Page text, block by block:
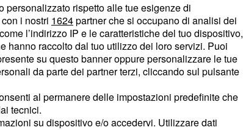
rispetto alle tue esigenze di
i nostri 1624partner che si occupano di analisi dei
l’indirizzo IP e le caratteristiche del tuo dispositivo,
hanno raccolto dal tuo utilizzo dei loro servizi. Puoi
su questo banner oppure personalizzare le tue
da parte dei partner terzi, cliccando sul pulsante
al permanere delle impostazioni predefinite che
tecnici.
su dispositivo e/o accedervi. Utilizzare dati